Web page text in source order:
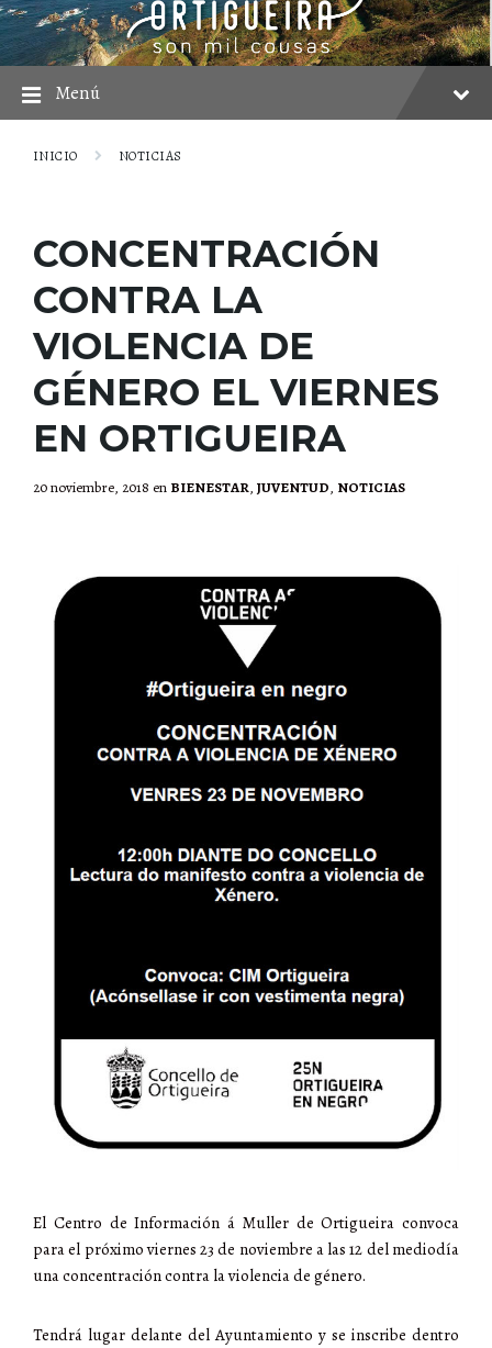
saltar
al
contenido
Saltar
a
la
navegación
principal
Saltar
al
pie
Menú
INICIO NOTICIAS
CONCENTRACIÓN
CONTRA LA
VIOLENCIA DE
GÉNERO EL VIERNES
EN ORTIGUEIRA
20 noviembre, 2018 en BIENESTAR, JUVENTUD, NOTICIAS
El Centro de Información á Muller de Ortigueira convoca
para el próximo viernes 23 de noviembre a las 12 del mediodía
una concentración contra la violencia de género.
Tendrá lugar delante del Ayuntamiento y se inscribe dentro